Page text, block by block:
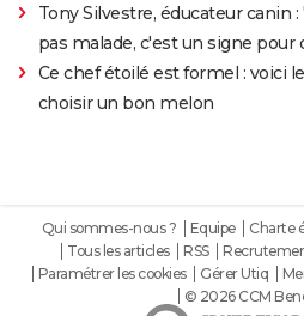
Tony Silvestre, éducateur canin
pas malade, c'est un signe pour
Ce chef étoilé est formel : voici
choisir un bon melon
Qui sommes-nous ? Equipe Charte
Tous les articles
RSS
Paramétrer les cookies
Gérer Utiq
© 2026 CCM